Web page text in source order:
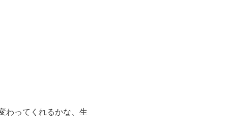
わってくれるかな、生